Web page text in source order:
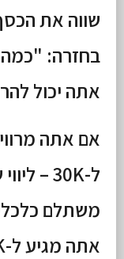
שווה את
בחזרה: "כמה
אתה יכול
משתלם
אתה מגיע ל-20K+.